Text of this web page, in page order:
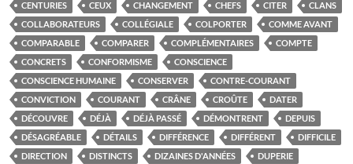
CENTURIES
CEUX CHANGEMENT CHEFS CITER
CLANS
COLLABORATEURS
COLLÉGIALE COLPORTER
COMME AVANT
COMPARABLE
COMPARER COMPLÉMENTAIRES
COMPTE
CONCRETS
CONFORMISME
CONSCIENCE
CONSCIENCE HUMAINE
CONSERVER
CONTRE-COURANT
CONVICTION
COURANT CRÂNE CROÛTE
DATER
DÉCOUVRE
DÉJÀ DÉJÀ PASSÉ DÉMONTRENT
DEPUIS
DÉSAGRÉABLE
DÉTAILS DIFFÉRENCE DIFFÉRENT
DIFFICILE
DIRECTION
DISTINCTS DIZAINES D'ANNÉES
DUPERIE